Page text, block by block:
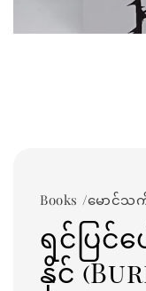
Books /မောင်သ
ရင်ပြင်
နိုင်